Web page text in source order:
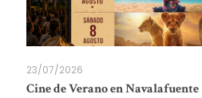
23/07/2026
Cine de Verano en Navalafuente